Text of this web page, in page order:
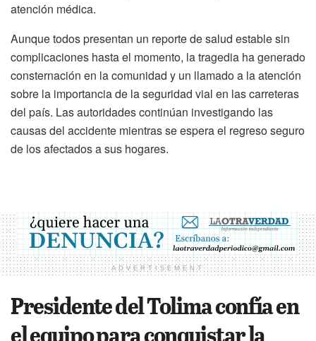
atención médica.
Aunque todos presentan un reporte de salud estable sin
complicaciones hasta el momento, la tragedia ha generado
consternación en la comunidad y un llamado a la atención
sobre la importancia de la seguridad vial en las carreteras
del país. Las autoridades continúan investigando las
causas del accidente mientras se espera el regreso seguro
de los afectados a sus hogares.
ADVERTISEMENT
Presidente del Tolima confía en
el equipo para conquistar la